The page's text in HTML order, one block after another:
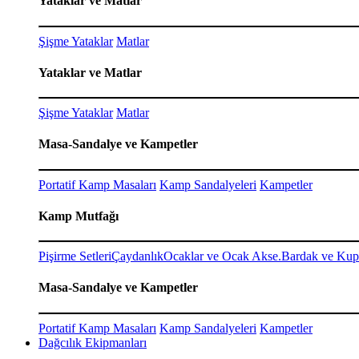
Şişme Yataklar Matlar
Yataklar ve Matlar
Şişme Yataklar Matlar
Masa-Sandalye ve Kampetler
Portatif Kamp Masaları Kamp Sandalyeleri Kampetler
Kamp Mutfağı
Pişirme SetleriÇaydanlıkOcaklar ve Ocak Akse.Bardak ve
Masa-Sandalye ve Kampetler
Portatif Kamp Masaları Kamp Sandalyeleri Kampetler
Dağcılık Ekipmanları